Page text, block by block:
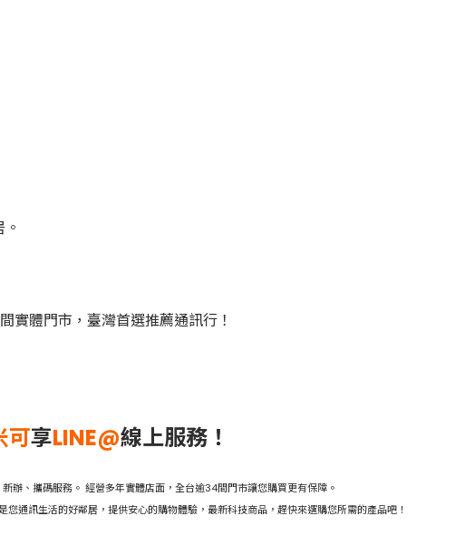
實體門市，臺灣首選推薦通訊行！
可享LINE@線上服務！
辦、攜碼服務。 經營多年實體店面，全台逾34間門市讓您購買更有保障。
通訊生活的好鄰居，提供安心的購物體驗，最新科技商品，趕快來選購您所需的產品吧！